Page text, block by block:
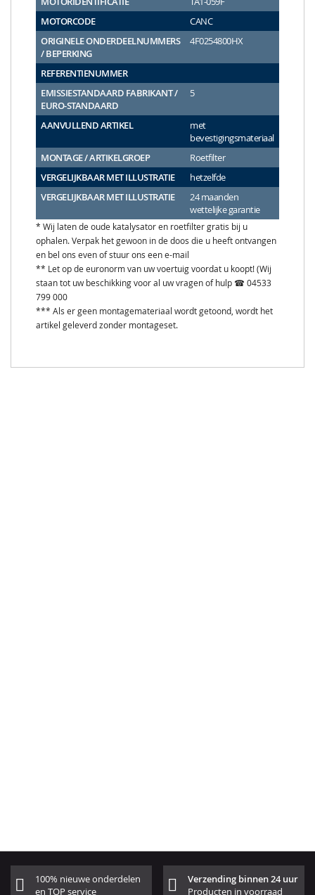
MOTORCODE
CANC
ORIGINELE ONDERDEELNUMMERS
/ BEPERKING
4F0254800HX
REFERENTIENUMMER
EMISSIESTANDAARD FABRIKANT /
EURO-STANDAARD
5
AANVULLEND ARTIKEL
met
bevestigingsmateriaal
MONTAGE / ARTIKELGROEP
Roetfilter
VERGELIJKBAAR MET ILLUSTRATIE
hetzelfde
VERGELIJKBAAR MET ILLUSTRATIE
24 maanden
wettelijke garantie
* Wij laten de oude katalysator en roetfilter gratis bij u
ophalen. Verpak het gewoon in de doos die u heeft ontvangen
en bel ons even of stuur ons een e-mail
** Let op de euronorm van uw voertuig voordat u koopt! (Wij
staan tot uw beschikking voor al uw vragen of hulp ☎ 04533
799 000
*** Als er geen montagemateriaal wordt getoond, wordt het
artikel geleverd zonder montageset.
100% nieuwe onderdelen
en TOP service
Verzending binnen 24 uur
Producten in voorraad